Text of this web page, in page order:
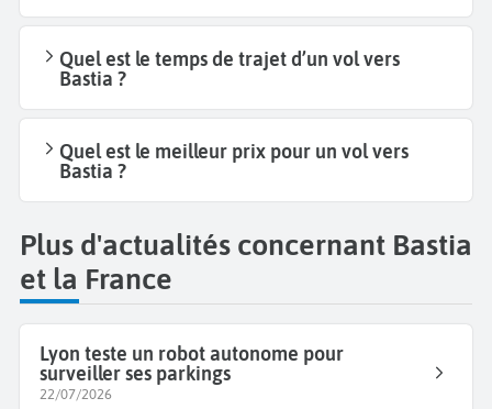
Quel est le temps de trajet d’un vol vers
Bastia ?
Quel est le meilleur prix pour un vol vers
Bastia ?
Plus d'actualités concernant Bastia
et la France
Lyon teste un robot autonome pour
surveiller ses parkings
22/07/2026